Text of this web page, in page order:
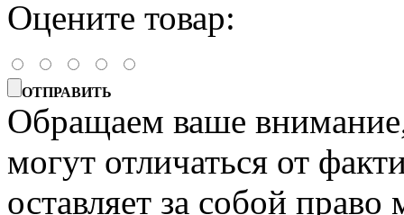
Оцените товар:
ОТПРАВИТЬ
Обращаем ваше
могут отличаться от
оставляет за собой право